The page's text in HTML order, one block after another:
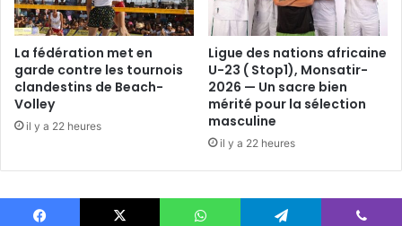
La fédération met en
garde contre les tournois
clandestins de Beach-
Volley
il y a 22 heures
Ligue des nations africaine
U-23 ( Stop1), Monsatir-
2026 — Un sacre bien
mérité pour la sélection
masculine
il y a 22 heures